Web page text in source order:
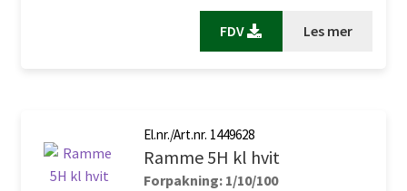
FDV Les mer
El.nr./Art.nr. 1449628
Ramme 5H kl hvit
Forpakning: 1/10/100